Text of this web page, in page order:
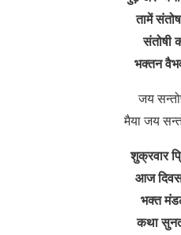
तामें
संतोषी
भक्तन
जय
मैया जय
शुक्रवार
आज
भक्त
कथा